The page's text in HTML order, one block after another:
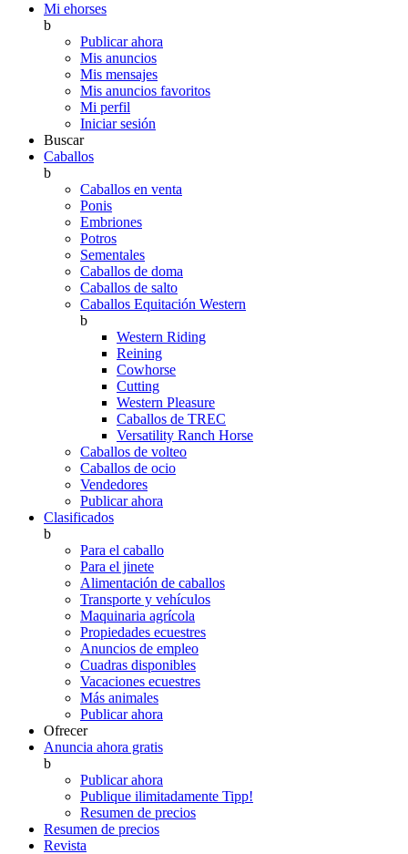
Mi ehorses
b
Publicar ahora
Mis anuncios
Mis mensajes
Mis anuncios favoritos
Mi perfil
Iniciar sesión
Buscar
Caballos
b
Caballos en venta
Ponis
Embriones
Potros
Sementales
Caballos de doma
Caballos de salto
Caballos Equitación Western
b
Western Riding
Reining
Cowhorse
Cutting
Western Pleasure
Caballos de TREC
Versatility Ranch Horse
Caballos de volteo
Caballos de ocio
Vendedores
Publicar ahora
Clasificados
b
Para el caballo
Para el jinete
Alimentación de caballos
Transporte y vehículos
Maquinaria agrícola
Propiedades ecuestres
Anuncios de empleo
Cuadras disponibles
Vacaciones ecuestres
Más animales
Publicar ahora
Ofrecer
Anuncia ahora gratis
b
Publicar ahora
Publique ilimitadamente Tipp!
Resumen de precios
Resumen de precios
Revista